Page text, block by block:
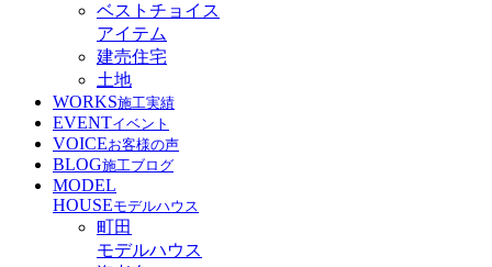
ベストチョイス
アイテム
建売住宅
土地
WORKS施工実績
EVENTイベント
VOICEお客様の声
BLOG施工ブログ
MODEL
HOUSEモデルハウス
町田
モデルハウス